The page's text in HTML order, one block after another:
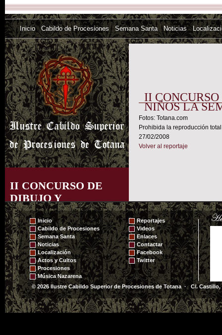
Inicio Cabildo de Procesiones Semana Santa Noticias
II CONCURSO DE
DIBUJO Y
REDACCIÓN "ASÍ
VEN LOS NIÑOS LA
SEMANA SANTA"
II
NIÑOS LA
Fotos: Totana.com
Prohibida la reproducción
27/02/2008
Volver al reportaje
Inicio
Cabildo de Procesiones
Semana Santa
Noticias
Localización
Actos y Cultos
Procesiones
Música Nazarena
Reportajes
Videos
Enlaces
Contactar
Facebook
Twitter
© 2026 Ilustre Cabildo Superior de Procesiones de Totana · C/. Castillo,